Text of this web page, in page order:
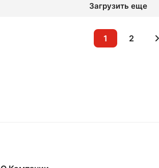
Загрузить еще
1 2